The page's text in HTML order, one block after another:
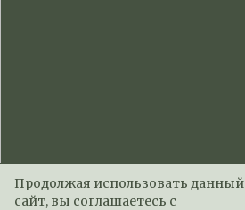
Продолжая использовать данный
сайт, вы соглашаетесь с